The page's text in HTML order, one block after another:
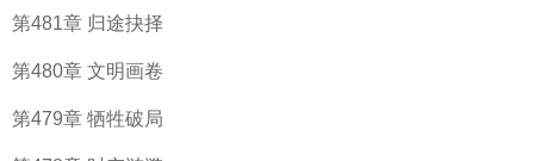
第481章 归途抉择
第480章 文明画卷
第479章 牺牲破局